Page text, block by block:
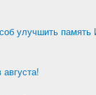
улучшить память